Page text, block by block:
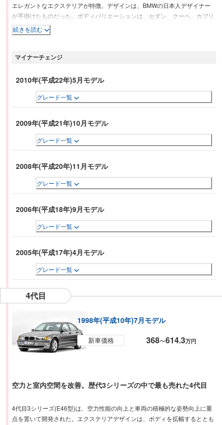
エレガントなエクステリアが特徴。デザインは、BMWの日本人デザイナー
が手掛けたものだった。ボディバリエーションは、セダン、クーペ、カブリ
オレ、ツーリングとスポーツセダン（M3）で、ハッチバックは1シリーズに
移行した。エンジンは、1.8Lと2.0Lが直列4気筒、2.5Lおよび3.0Lが直列6気
インターボエンジンが搭載される。トランスミッションは6速ATを基本と
も選択可能。8.8インチモニターを採用した新世代ナビゲーションシステム
している。2006年のワールド・カー・オブ・ザ・イヤーを獲得している。
続きを読む
マイナーチェンジ
2010年(平成22年)5月モデル
グレード一覧
2009年(平成21年)10月モデル
グレード一覧
2008年(平成20年)11月モデル
グレード一覧
2006年(平成18年)9月モデル
グレード一覧
2005年(平成17年)4月モデル
グレード一覧
4代目
1998年(平成10年)7月モデル
新車価格 368〜614.3万円
空力と室内空間を改善。歴代3シリーズの中で最も売れた4代目
4代目3シリーズ(E46型)は、空力性能の向上と車両の積極的な姿勢向上に重
点を置いて開発された。エクステリアデザインは、ボディを拡幅するととも